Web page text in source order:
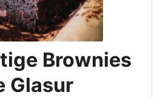
Brownies
Glasur